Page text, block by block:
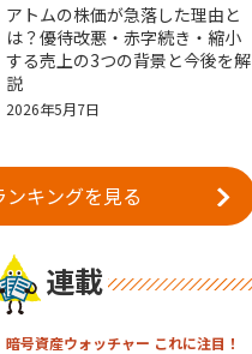
アトムの株価が急落した理由と
は？優待改悪・赤字続き・縮小
する売上の3つの背景と今後を解
説
2026年5月7日
ンキングを見る
連載
暗号資産ウォッチャー これに注目！